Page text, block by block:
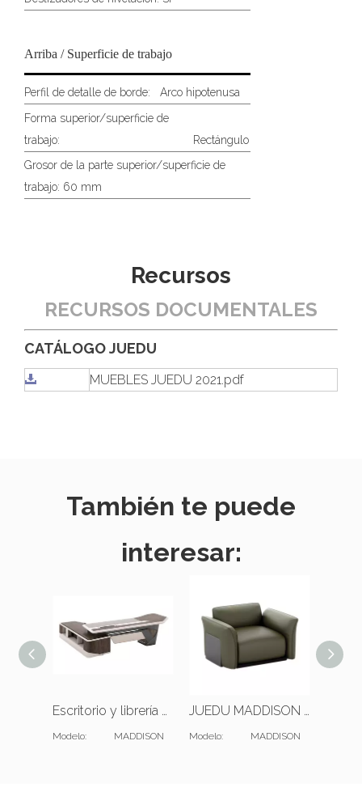
Arriba / Superficie de trabajo
Perfil de detalle de borde: Arco hipotenusa
Forma superior/superficie de
trabajo:
Rectángulo
Grosor de la parte superior/superficie de
trabajo: 60 mm
Recursos
RECURSOS DOCUMENTALES
CATÁLOGO JUEDU
MUEBLES JUEDU 2021.pdf
También te puede
interesar:
Escritorio y librería en forma de L de Office Executive
Modelo: MADDISON
JUEDU MADDISON Sofá de una plaza |Cojín estándar |Cuero verde oscuro
Modelo: MADDISON